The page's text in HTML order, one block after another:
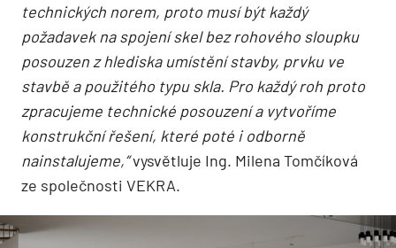
technických norem, proto musí být každý
požadavek na spojení skel bez rohového sloupku
posouzen z hlediska umístění stavby, prvku ve
stavbě a použitého typu skla. Pro každý roh proto
zpracujeme technické posouzení a vytvoříme
konstrukční řešení, které poté i odborně
nainstalujeme,“vysvětluje Ing. Milena Tomčíková
ze společnosti VEKRA.